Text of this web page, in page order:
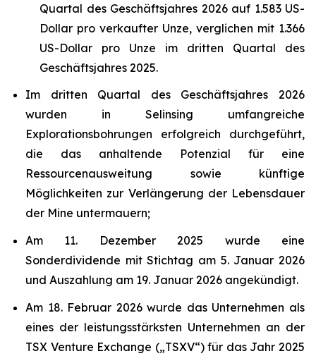
Quartal des Geschäftsjahres 2026 auf 1.583 US-
Dollar pro verkaufter Unze, verglichen mit 1.366
US-Dollar pro Unze im dritten Quartal des
Geschäftsjahres 2025.
Im dritten Quartal des Geschäftsjahres 2026
wurden in Selinsing umfangreiche
Explorationsbohrungen erfolgreich durchgeführt,
die das anhaltende Potenzial für eine
Ressourcenausweitung sowie künftige
Möglichkeiten zur Verlängerung der Lebensdauer
der Mine untermauern;
Am 11. Dezember 2025 wurde eine
Sonderdividende mit Stichtag am 5. Januar 2026
und Auszahlung am 19. Januar 2026 angekündigt.
Am 18. Februar 2026 wurde das Unternehmen als
eines der leistungsstärksten Unternehmen an der
TSX Venture Exchange („TSXV“) für das Jahr 2025